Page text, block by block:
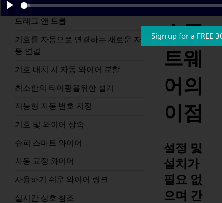
설정 및 설치가 필요 없으며 간단한
드래그 앤 드롭
기호를 자동으로 연결하는 새로운 자
동 연결
기호 배치 시 자동 와이어 분할
최소한의 타이핑을위한 설계
지능형 자동 번호 지정
기호 및 와이어 상속
슈퍼 스마트 와이어
자동 교정 와이어
사용하기 쉬운 와이어 링크
실시간 상호 참조
소프
트웨
어의
이점
설정 및
설치가
필요 없
으며 간
Play
Sign up for a FREE